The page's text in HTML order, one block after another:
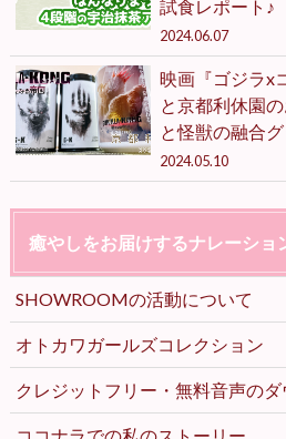
試食レポート♪
2024.06.07
映画『ゴジラx
と京都利休園
と怪獣の融合グ
2024.05.10
癒やしをお届けするナレーショ
SHOWROOMの活動について
オトカワガールズコレクション
クレジットフリー・無料音声のダ